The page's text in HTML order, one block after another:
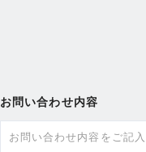
お問い合わせ内容